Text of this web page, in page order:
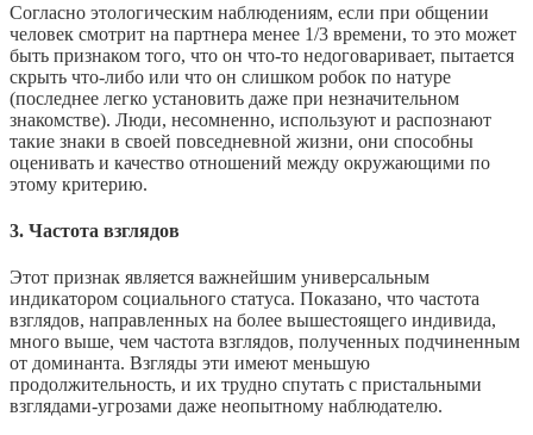
Согласно этологическим наблюдениям, если при общении
человек смотрит на партнера менее 1/3 времени, то это может
быть признаком того, что он что-то недоговаривает, пытается
скрыть что-либо или что он слишком робок по натуре
(последнее легко установить даже при незначительном
знакомстве). Люди, несомненно, используют и распознают
такие знаки в своей повседневной жизни, они способны
оценивать и качество отношений между окружающими по
этому критерию.
3. Частота взглядов
Этот признак является важнейшим универсальным
индикатором социального статуса. Показано, что частота
взглядов, направленных на более вышестоящего индивида,
много выше, чем частота взглядов, полученных подчиненным
от доминанта. Взгляды эти имеют меньшую
продолжительность, и их трудно спутать с пристальными
взглядами-угрозами даже неопытному наблюдателю.